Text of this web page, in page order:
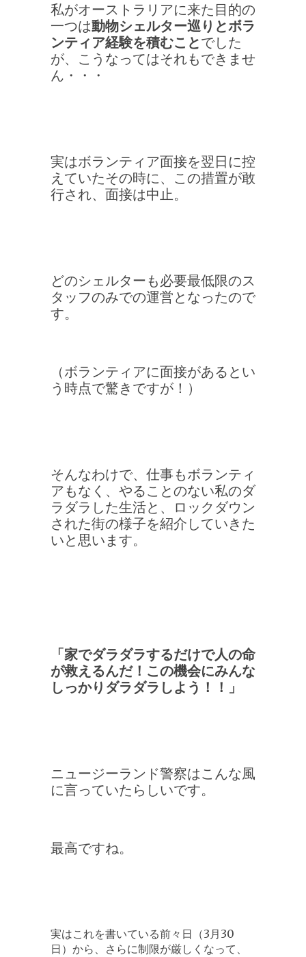
私がオーストラリアに来た目的の
一つは動物シェルター巡りとボラ
ンティア経験を積むことでした
が、こうなってはそれもできませ
ん・・・
実はボランティア面接を翌日に控
えていたその時に、この措置が敢
行され、面接は中止。
どのシェルターも必要最低限のス
タッフのみでの運営となったので
す。
（ボランティアに面接があるとい
う時点で驚きですが！）
そんなわけで、仕事もボランティ
アもなく、やることのない私のダ
ラダラした生活と、ロックダウン
された街の様子を紹介していきた
いと思います。
「家でダラダラするだけで人の命
が救えるんだ！この機会にみんな
しっかりダラダラしよう！！」
ニュージーランド警察はこんな風
に言っていたらしいです。
最高ですね。
実はこれを書いている前々日（3月30
日）から、さらに制限が厳しくなって、